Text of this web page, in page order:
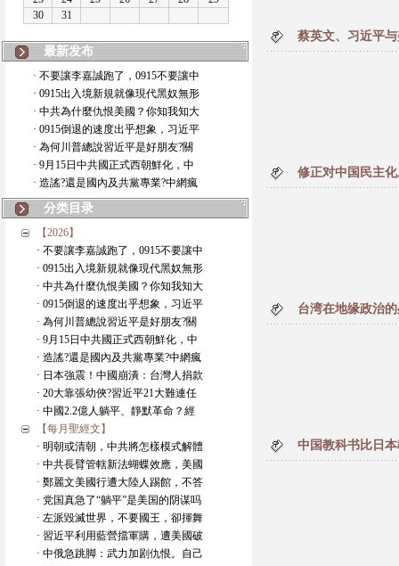
最新发布
· 不要讓李嘉誠跑了，0915不要讓中
· 0915出入境新規就像現代黑奴無形
· 中共為什麼仇恨美國？你知我知大
· 0915倒退的速度出乎想象，习近平
· 為何川普總說習近平是好朋友?關
· 9月15日中共國正式西朝鮮化，中
· 造謠?還是國內及共黨專業?中網瘋
分类目录
【2026】
· 不要讓李嘉誠跑了，0915不要讓中
· 0915出入境新規就像現代黑奴無形
· 中共為什麼仇恨美國？你知我知大
· 0915倒退的速度出乎想象，习近平
· 為何川普總說習近平是好朋友?關
· 9月15日中共國正式西朝鮮化，中
· 造謠?還是國內及共黨專業?中網瘋
· 日本強震！中國崩潰：台灣人捐款
· 20大靠張幼俠?習近平21大難連任
· 中國2.2億人躺平、靜默革命？經
【每月聖經文】
· 明朝或清朝，中共將怎樣模式解體
· 中共長臂管轄新法蝴蝶效應，美國
· 鄭麗文美國行遭大陸人踢館，不答
· 党国真急了“躺平”是美国的阴谋吗
· 左派毀滅世界，不要國王，卻揮舞
· 習近平利用藍營擋軍購，遭美國破
· 中俄急跳脚：武力加剧仇恨。自己
蔡英文、习近平
修正对中国民主
台湾在地缘政治
中国教科书比日